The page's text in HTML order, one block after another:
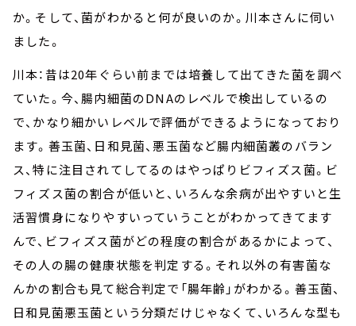
か。そして、菌がわかると何が良いのか。川本さんに伺い
ました。
川本：昔は20年ぐらい前までは培養して出てきた菌を調べ
ていた。今、腸内細菌のDNAのレベルで検出しているの
で、かなり細かいレベルで評価ができるようになっており
ます。善玉菌、日和見菌、悪玉菌など腸内細菌叢のバラン
ス、特に注目されてしてるのはやっぱりビフィズス菌。ビ
フィズス菌の割合が低いと、いろんな余病が出やすいと生
活習慣身になりやすいっていうことがわかってきてます
んで、ビフィズス菌がどの程度の割合があるかによって、
その人の腸の健康状態を判定する。それ以外の有害菌な
んかの割合も見て総合判定で「腸年齢」がわかる。善玉菌、
日和見菌悪玉菌という分類だけじゃなくて、いろんな型も